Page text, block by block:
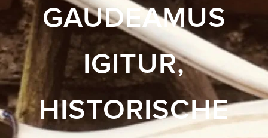
GAUDEAMUS
IGITUR,
HISTORISCHE